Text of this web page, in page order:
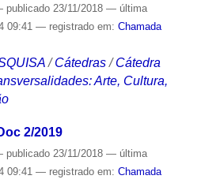
publicado23/11/2018 — última
09:41 — registrado em: Chamada
/Cátedras/Cátedra
Arte, Cultura,
2/2019
publicado23/11/2018 — última
09:41 — registrado em: Chamada